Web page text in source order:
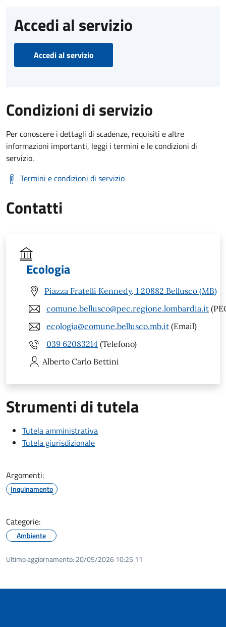
Accedi al servizio
Accedi al servizio
Condizioni di servizio
Per conoscere i dettagli di scadenze, requisiti e altre
informazioni importanti, leggi i termini e le condizioni di
servizio.
Termini e condizioni di servizio
Contatti
Ecologia
Piazza Fratelli Kennedy, 1 20882 Bellusco (MB)
comune.bellusco@pec.regione.lombardia.it
ecologia@comune.bellusco.mb.it (Email)
039 62083214 (Telefono)
Alberto Carlo Bettini
Strumenti di tutela
Tutela amministrativa
Tutela giurisdizionale
Argomenti:
Inquinamento
Categorie:
Ambiente
Ultimo aggiornamento: 20/05/2026 10:25.11